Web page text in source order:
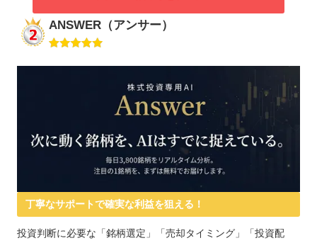
ANSWER（アンサー）
丁寧なサポートで確実な利益を狙える！
投資判断に必要な「銘柄選定」「売却タイミング」「投資配